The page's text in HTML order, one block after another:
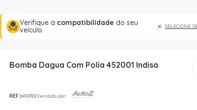
Verifique a compatibilidade do seu
veículo
SELECIONE
Bomba Dagua Com Polia 452001 Indisa
REF:6410782Vendido por: